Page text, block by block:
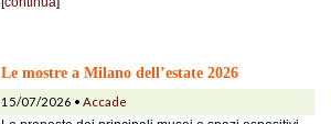
Le mostre a Milano dell’estate 2026
15/07/2026 • Accade